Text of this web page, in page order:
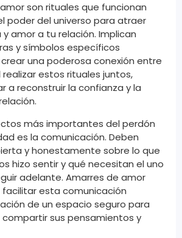
son rituales que funcionan
poder del universo para atraer
amor a tu relación. Implican
y símbolos específicos
una poderosa conexión entre
realizar estos rituales juntos,
a reconstruir la confianza y la
más importantes del perdón
es la comunicación. Deben
y honestamente sobre lo que
hizo sentir y qué necesitan el uno
adelante. Amarres de amor
esta comunicación
de un espacio seguro para
sus pensamientos y